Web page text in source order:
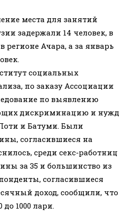
места для занятий
задержали 14 человек, в
регионе Ачара, а за январь
социальных
по заказу Ассоциации
по выявлению
дискриминацию и нужд
и Батуми. Были
согласившиеся на
среди секс-работниц
за 35 и большинство из
согласившиеся
доход, сообщили, что
до 1000 лари.